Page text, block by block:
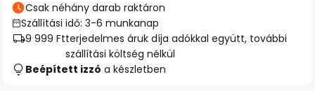
Csak néhány darab raktáron
Szállítási idő: 3-6 munkanap
9 999 Ftterjedelmes áruk díja adókkal együtt, további
szállítási költség nélkül
Beépített izzó a készletben